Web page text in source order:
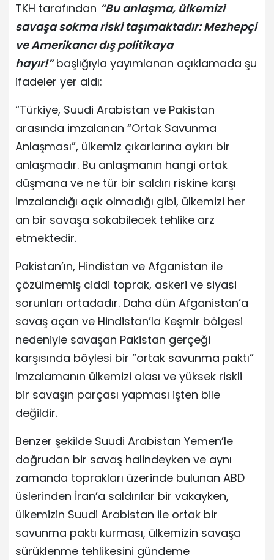
TKH tarafından “Bu anlaşma, ülkemizi
savaşa sokma riski taşımaktadır: Mezhepçi
ve Amerikancı dış politikaya
hayır!”başlığıyla yayımlanan açıklamada şu
ifadeler yer aldı:
“Türkiye, Suudi Arabistan ve Pakistan
arasında imzalanan “Ortak Savunma
Anlaşması”, ülkemiz çıkarlarına aykırı bir
anlaşmadır. Bu anlaşmanın hangi ortak
düşmana ve ne tür bir saldırı riskine karşı
imzalandığı açık olmadığı gibi, ülkemizi her
an bir savaşa sokabilecek tehlike arz
etmektedir.
Pakistan’ın, Hindistan ve Afganistan ile
çözülmemiş ciddi toprak, askeri ve siyasi
sorunları ortadadır. Daha dün Afganistan’a
savaş açan ve Hindistan’la Keşmir bölgesi
nedeniyle savaşan Pakistan gerçeği
karşısında böylesi bir “ortak savunma paktı”
imzalamanın ülkemizi olası ve yüksek riskli
bir savaşın parçası yapması işten bile
değildir.
Benzer şekilde Suudi Arabistan Yemen’le
doğrudan bir savaş halindeyken ve aynı
zamanda toprakları üzerinde bulunan ABD
üslerinden İran’a saldırılar bir vakayken,
ülkemizin Suudi Arabistan ile ortak bir
savunma paktı kurması, ülkemizin savaşa
sürüklenme tehlikesini gündeme